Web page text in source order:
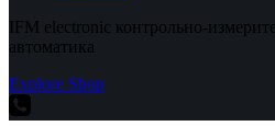
IFM electronic контрольно-
автоматика
Explore Shop